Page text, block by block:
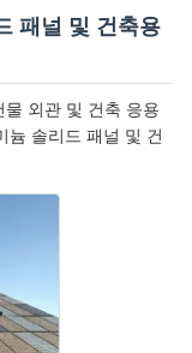
패널 및 건축용
외관 및 건축 응용
늄 솔리드 패널 및 건